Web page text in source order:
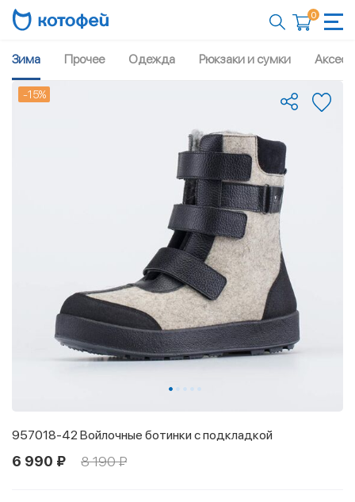
0
Зима Прочее Одежда Рюкзаки и сумки
-15%
957018-42 Войлочные ботинки с подкладкой
6 990 ₽ 8 190 ₽